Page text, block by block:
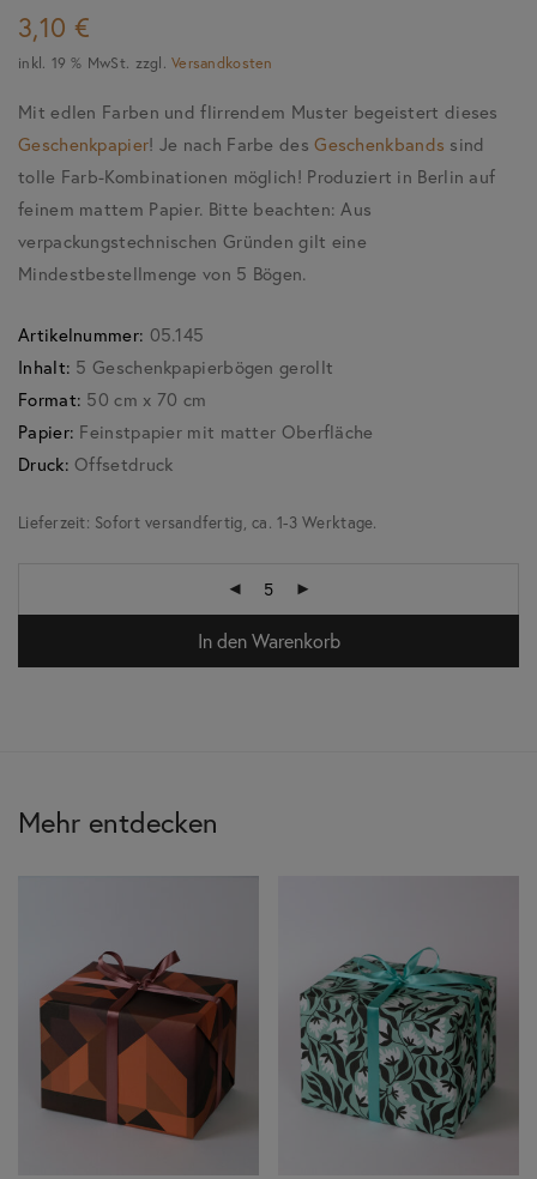
3,10 €
inkl. 19 % MwSt. zzgl.Versandkosten
Mit edlen Farben und flirrendem Muster begeistert dieses
Geschenkpapier! Je nach Farbe desGeschenkbands sind
tolle Farb-Kombinationen möglich! Produziert in Berlin auf
feinem mattem Papier. Bitte beachten: Aus
verpackungstechnischen Gründen gilt eine
Mindestbestellmenge von 5 Bögen.
Artikelnummer: 05.145
Inhalt: 5 Geschenkpapierbögen gerollt
Format: 50 cm x 70 cm
Papier: Feinstpapier mit matter Oberfläche
Druck: Offsetdruck
Lieferzeit: Sofort versandfertig, ca. 1-3 Werktage.
In den Warenkorb
Mehr entdecken